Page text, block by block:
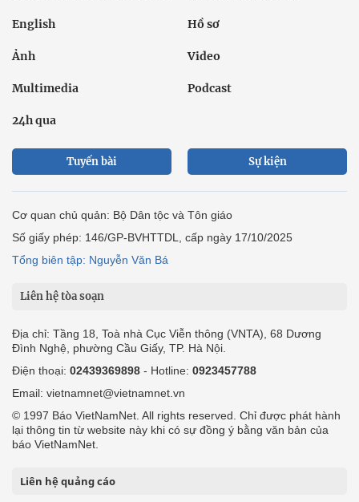
English Hồ sơ
Ảnh Video
Multimedia Podcast
24h qua
Tuyến bài Sự kiện
Cơ quan chủ quản: Bộ Dân tộc và Tôn giáo
Số giấy phép: 146/GP-BVHTTDL, cấp ngày 17/10/2025
Tổng biên tập: Nguyễn Văn Bá
Liên hệ tòa soạn
Địa chỉ: Tầng 18, Toà nhà Cục Viễn thông (VNTA), 68 Dương
Đình Nghệ, phường Cầu Giấy, TP. Hà Nội.
Điện thoại: 02439369898 - Hotline: 0923457788
Email: vietnamnet@vietnamnet.vn
© 1997 Báo VietNamNet. All rights reserved. Chỉ được phát hành
lại thông tin từ website này khi có sự đồng ý bằng văn bản của
báo VietNamNet.
Liên hệ quảng cáo